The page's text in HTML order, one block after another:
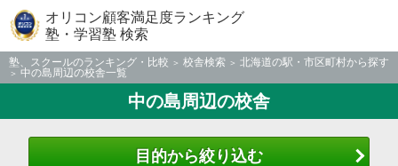
オリコン顧客満足度ランキング
塾・学習塾 検索
塾、スクールのランキング・比較 校舎検索
北海道の駅・市区町村から探す
中の島周辺の校舎一覧
中の島周辺の校舎
目的から絞り込む